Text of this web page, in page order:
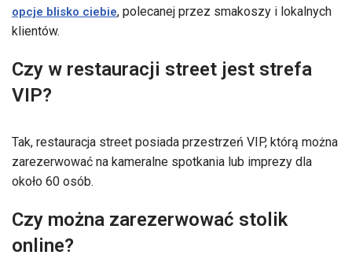
opcje blisko ciebie, polecanej przez smakoszy i lokalnych
klientów.
Czy w restauracji street jest strefa
VIP?
Tak, restauracja street posiada przestrzeń VIP, którą można
zarezerwować na kameralne spotkania lub imprezy dla
około 60 osób.
Czy można zarezerwować stolik
online?